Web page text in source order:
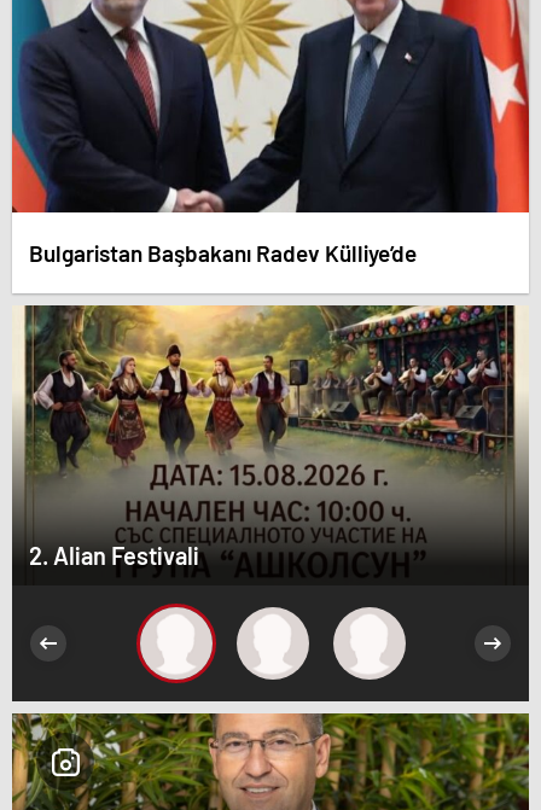
Bulgaristan Başbakanı Radev Külliye’de
2. Alian Festivali